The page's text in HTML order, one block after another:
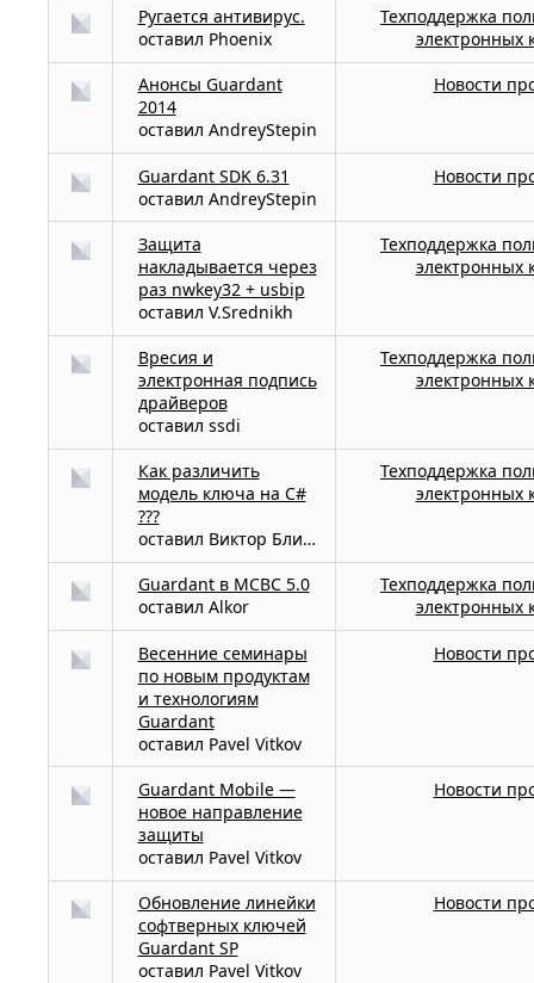
Ругается антивирус.
оставил Phoenix
Техподдержка
электронных
Анонсы Guardant
2014
оставил AndreyStepin
Новости
Guardant SDK 6.31
оставил AndreyStepin
Новости
Защита
накладывается через
раз nwkey32 + usbip
оставил V.Srednikh
Техподдержка
электронных
Вресия и
электронная подпись
драйверов
оставил ssdi
Техподдержка
электронных
Как различить
модель ключа на C#
???
оставил Виктор Блинов
Техподдержка
электронных
Guardant в МСВС 5.0
оставил Alkor
Техподдержка
электронных
Весенние семинары
по новым продуктам
и технологиям
Guardant
оставил Pavel Vitkov
Новости
Guardant Mobile —
новое направление
защиты
оставил Pavel Vitkov
Новости
Обновление линейки
софтверных ключей
Guardant SP
оставил Pavel Vitkov
Новости